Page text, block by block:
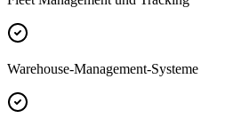
Warehouse-Management-Systeme